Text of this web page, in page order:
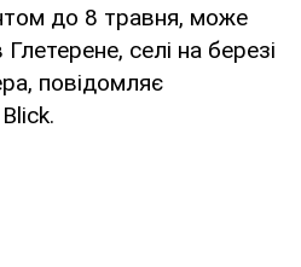
до 8 травня, може
селі на березі
повідомляє